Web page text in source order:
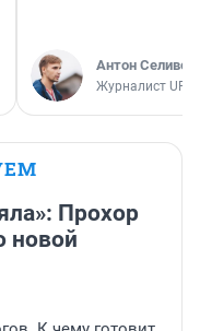
Антон
Журналист
Прохор
новой